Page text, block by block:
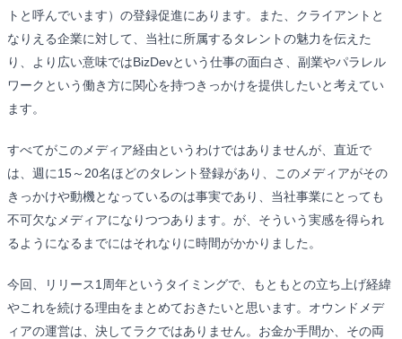
トと呼んでいます）の登録促進にあります。また、クライアントと
なりえる企業に対して、当社に所属するタレントの魅力を伝えた
り、より広い意味ではBizDevという仕事の面白さ、副業やパラレル
ワークという働き方に関心を持つきっかけを提供したいと考えてい
ます。
すべてがこのメディア経由というわけではありませんが、直近で
は、週に15～20名ほどのタレント登録があり、このメディアがその
きっかけや動機となっているのは事実であり、当社事業にとっても
不可欠なメディアになりつつあります。が、そういう実感を得られ
るようになるまでにはそれなりに時間がかかりました。
今回、リリース1周年というタイミングで、もともとの立ち上げ経緯
やこれを続ける理由をまとめておきたいと思います。オウンドメデ
ィアの運営は、決してラクではありません。お金か手間か、その両